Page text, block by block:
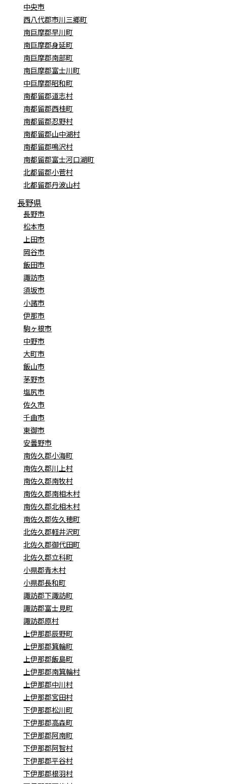
中央市
西八代郡市川三郷町
南巨摩郡早川町
南巨摩郡身延町
南巨摩郡南部町
南巨摩郡富士川町
中巨摩郡昭和町
南都留郡道志村
南都留郡西桂町
南都留郡忍野村
南都留郡山中湖村
南都留郡鳴沢村
南都留郡富士河口湖町
北都留郡小菅村
北都留郡丹波山村
長野県
長野市
松本市
上田市
岡谷市
飯田市
諏訪市
須坂市
小諸市
伊那市
駒ヶ根市
中野市
大町市
飯山市
茅野市
塩尻市
佐久市
千曲市
東御市
安曇野市
南佐久郡小海町
南佐久郡川上村
南佐久郡南牧村
南佐久郡南相木村
南佐久郡北相木村
南佐久郡佐久穂町
北佐久郡軽井沢町
北佐久郡御代田町
北佐久郡立科町
小県郡青木村
小県郡長和町
諏訪郡下諏訪町
諏訪郡富士見町
諏訪郡原村
上伊那郡辰野町
上伊那郡箕輪町
上伊那郡飯島町
上伊那郡南箕輪村
上伊那郡中川村
上伊那郡宮田村
下伊那郡松川町
下伊那郡高森町
下伊那郡阿南町
下伊那郡阿智村
下伊那郡平谷村
下伊那郡根羽村